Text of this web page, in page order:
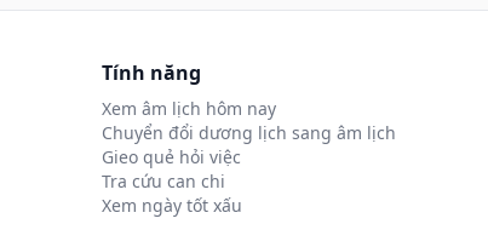
Tính năng
Xem âm lịch hôm nay
Chuyển đổi dương lịch sang âm lịch
Gieo quẻ hỏi việc
Tra cứu can chi
Xem ngày tốt xấu